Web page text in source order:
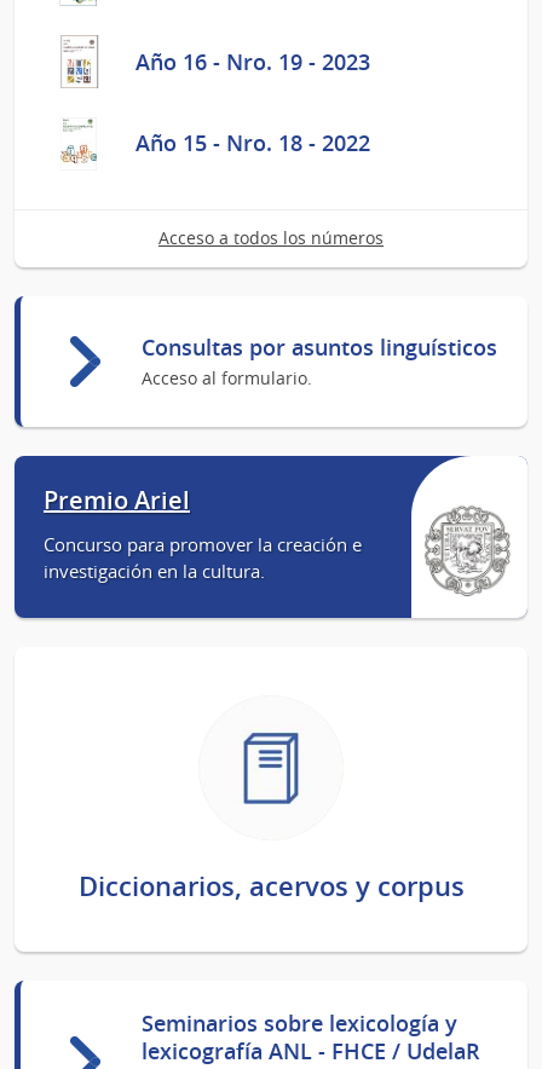
Año 16 - Nro. 19 - 2023
Año 15 - Nro. 18 - 2022
Acceso a todos los números
Consultas por asuntos linguísticos
Acceso al formulario.
Premio Ariel
Concurso para promover la creación e
investigación en la cultura.
Diccionarios, acervos y corpus
Seminarios sobre lexicología y
lexicografía ANL - FHCE / UdelaR